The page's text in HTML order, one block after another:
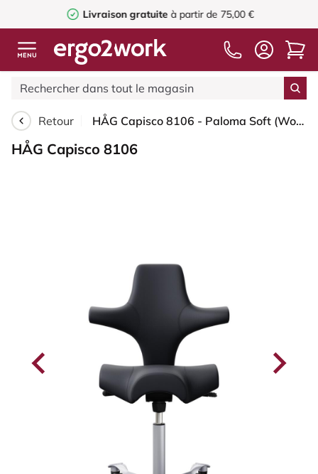
Livraison gratuiteà partir de 75,00 €
Retour HÅG Capisco 8106 - Paloma Soft (Wollsdorf) - Cuir semi-aniline - ATG55185 - Charcoal - Argent - 150 mm (hauteur d’assise 40–55 cm) - Roues souples pour sols durs
HÅG Capisco 8106